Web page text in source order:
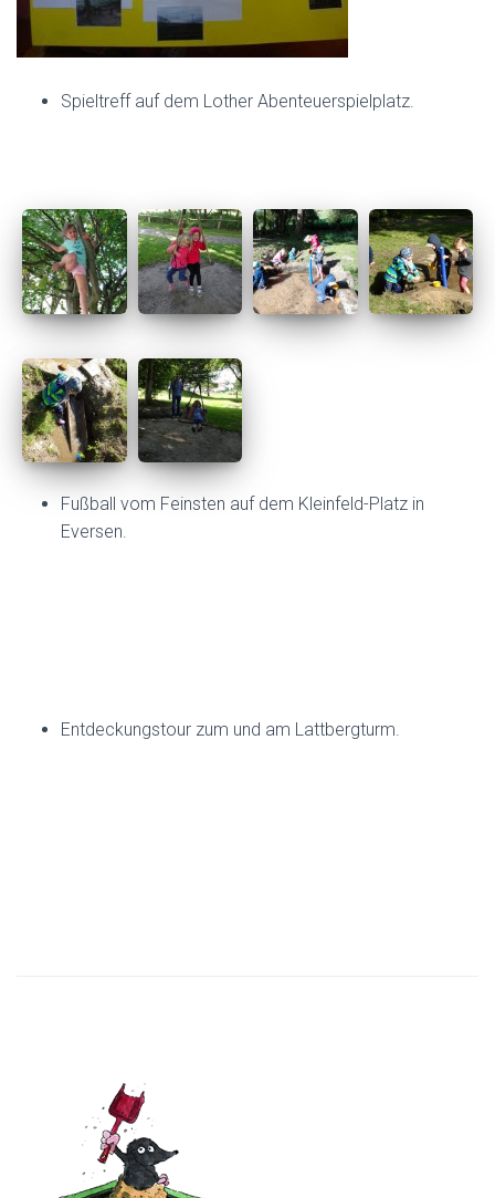
Spieltreff auf dem Lother Abenteuerspielplatz.
Fußball vom Feinsten auf dem Kleinfeld-Platz in
Eversen.
Entdeckungstour zum und am Lattbergturm.